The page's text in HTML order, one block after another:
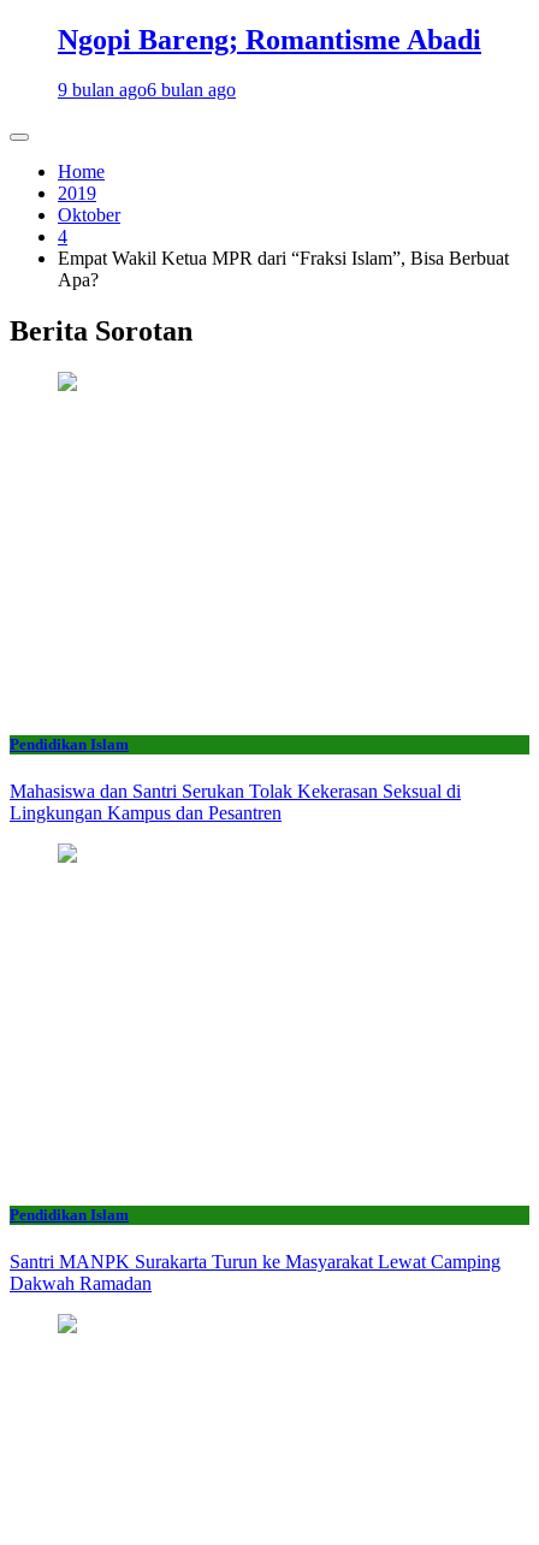
Ngopi Bareng; Romantisme Abadi
9 bulan ago6 bulan ago
Home
2019
Oktober
4
Empat Wakil Ketua MPR dari “Fraksi Islam”, Bisa Berbuat
Apa?
Berita Sorotan
Pendidikan Islam
Mahasiswa dan Santri Serukan Tolak Kekerasan Seksual di
Lingkungan Kampus dan Pesantren
Pendidikan Islam
Santri MANPK Surakarta Turun ke Masyarakat Lewat Camping
Dakwah Ramadan